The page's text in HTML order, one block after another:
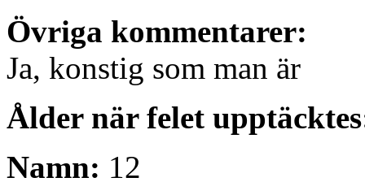
Övriga kommentarer:
Ja, konstig som man är
Ålder när felet
Namn: 12